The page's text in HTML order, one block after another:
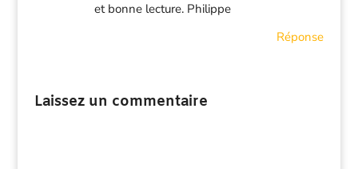
et bonne lecture. Philippe
Réponse
Laissez un commentaire